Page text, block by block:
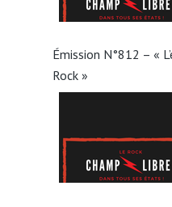
Émission N°812 – «
Rock »